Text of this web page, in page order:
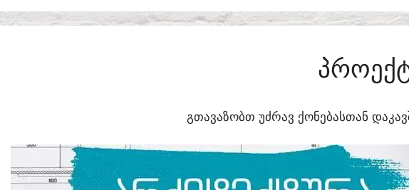
ᲒᲗᲐᲕᲐᲖᲝᲑᲗ ᲣᲫᲠᲐᲕ ᲥᲝᲜᲔᲑᲐᲡᲗᲐᲜ